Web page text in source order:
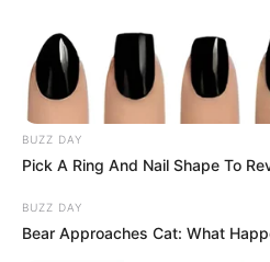
Referencia-Archivo.
Hallaron cadáver con signos
en el Suroeste antioqueño
Por:Yuli Metaute Londoño
Febrero 25, 2025
BUZZ DAY
Pick A Ring And Nail Shape To
BUZZ DAY
Bear Approaches Cat: What